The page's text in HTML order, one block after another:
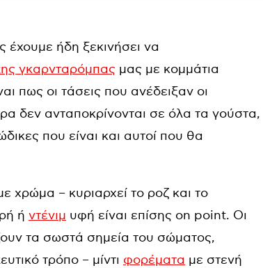
έχουμε ήδη ξεκινήσει να
γκαρνταρόμπας μας με κομμάτια
πως οι τάσεις που ανέδειξαν οι
δεν ανταποκρίνονται σε όλα τα γούστα,
που είναι και αυτοί που θα
χρώμα – κυριαρχεί το ροζ και το
ή ντένιμ υφή είναι επίσης on point. Οι
τα σωστά σημεία του σώματος,
τρόπο – μίντι φορέματα με στενή